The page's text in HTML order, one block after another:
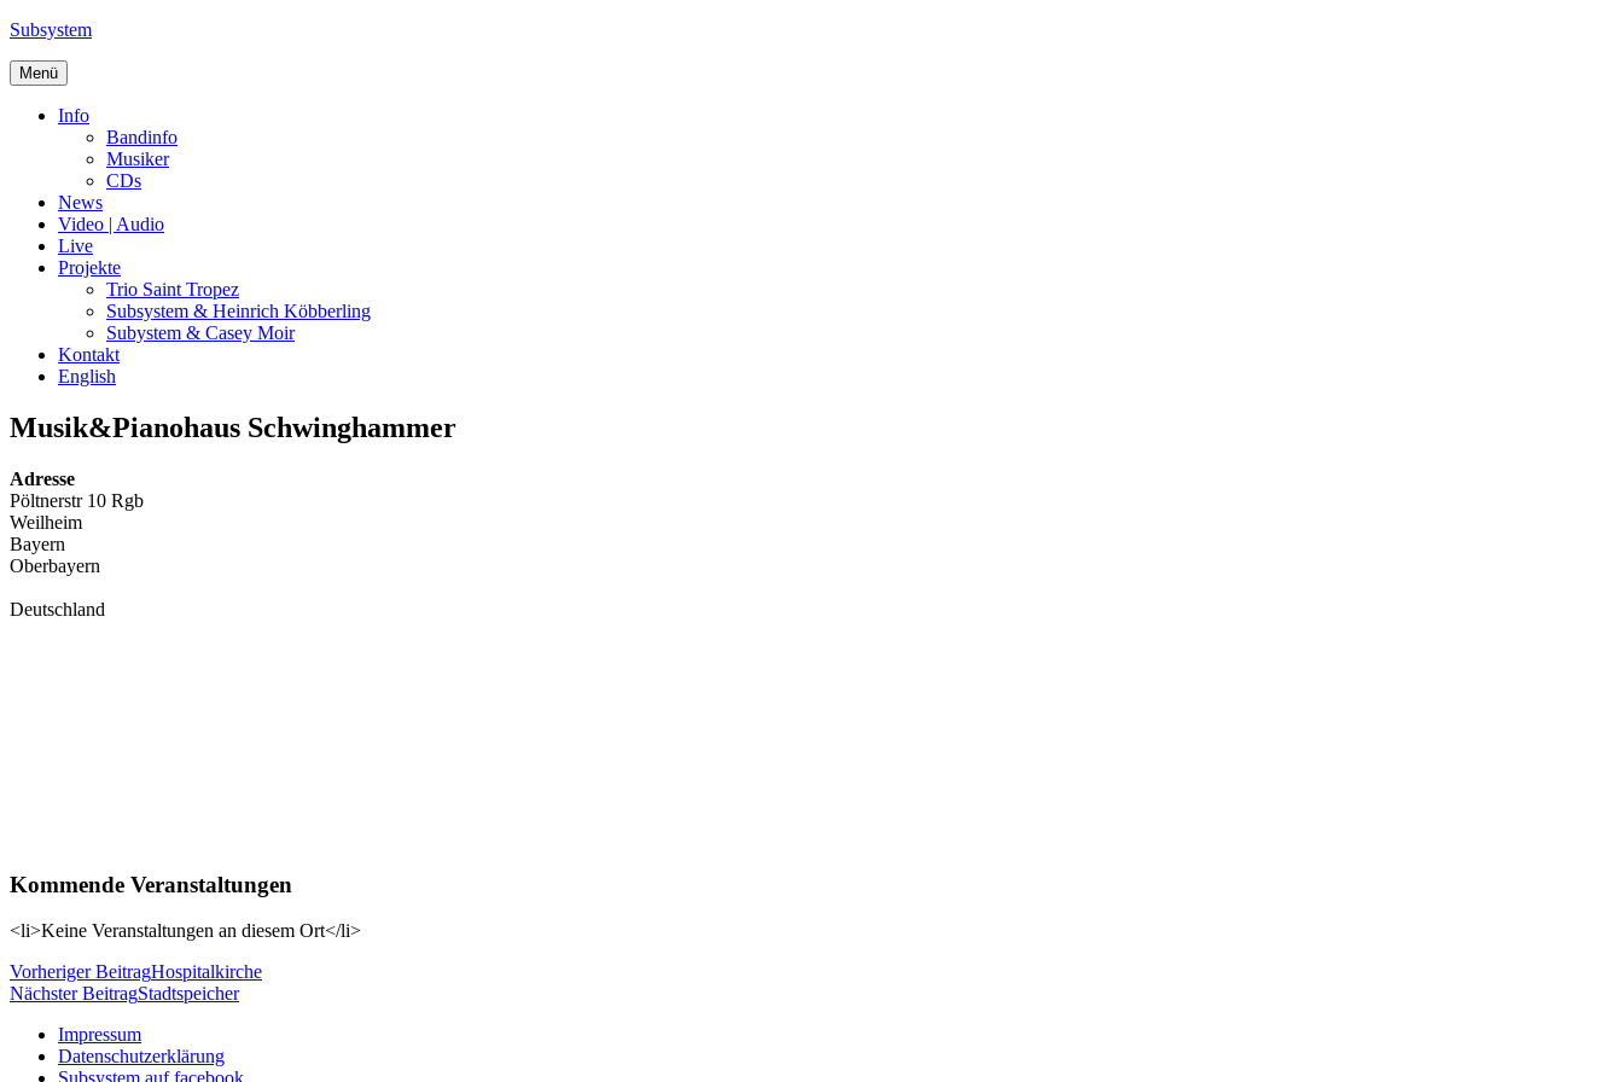
Zum
springen
Subsystem
Menü
Info
Bandinfo
Musiker
CDs
News
Video | Audio
Live
Projekte
Trio Saint Tropez
Subsystem & Heinrich Köbberling
Subystem & Casey Moir
Kontakt
English
Musik&Pianohaus Schwinghammer
Adresse
Pöltnerstr 10 Rgb
Weilheim
Bayern
Oberbayern
Deutschland
Kommende Veranstaltungen
<li>Keine Veranstaltungen an diesem Ort</li>
Beitragsnavigation
Vorheriger BeitragHospitalkirche
Nächster BeitragStadtspeicher
Impressum
Datenschutzerklärung